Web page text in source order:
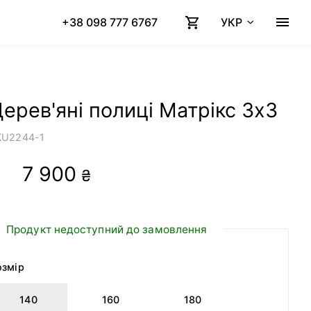
+38 098 777 6767 УКР
полиці Матрікс 3х3
2244-1
7 900 ₴
Продукт недоступний до замовлення
140 160 180